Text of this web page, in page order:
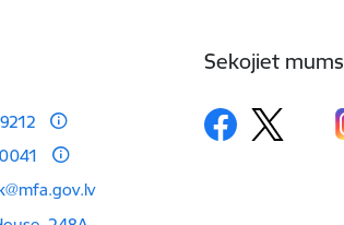
Sekojiet mums